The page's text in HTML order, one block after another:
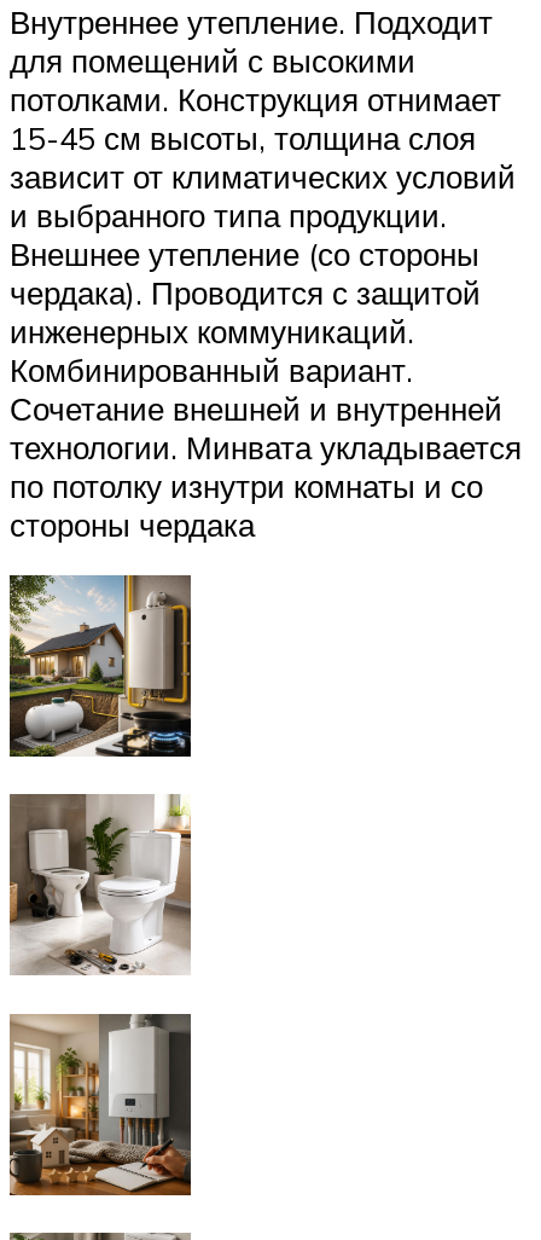
Внутреннее утепление. Подходит
для помещений с высокими
потолками. Конструкция отнимает
15-45 см высоты, толщина слоя
зависит от климатических условий
и выбранного типа продукции.
Внешнее утепление (со стороны
чердака). Проводится с защитой
инженерных коммуникаций.
Комбинированный вариант.
Сочетание внешней и внутренней
технологии. Минвата укладывается
по потолку изнутри комнаты и со
стороны чердака